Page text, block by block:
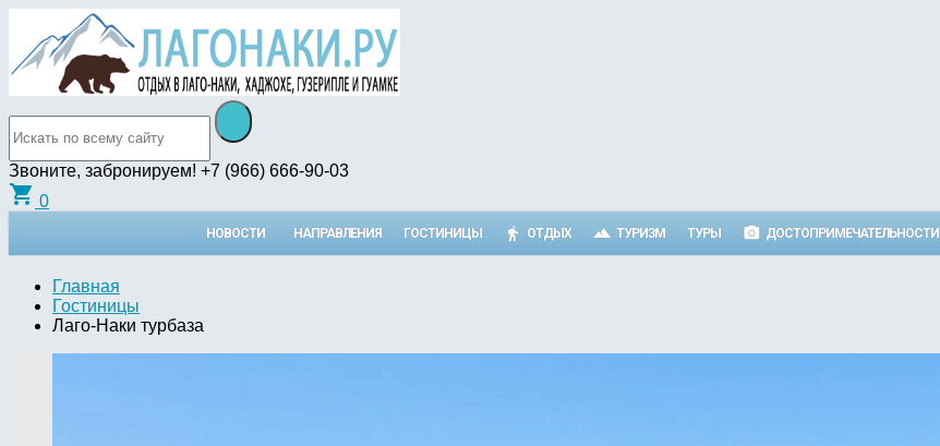
Звоните, забронируем! +7 (966) 666-90-03
shopping_cart 0
НОВОСТИ НАПРАВЛЕНИЯ ГОСТИНИЦЫ ОТДЫХ ТУРИЗМ ТУРЫ ДОСТОПРИМЕЧАТЕЛЬНОСТИ
Главная
Гостиницы
Лаго-Наки турбаза